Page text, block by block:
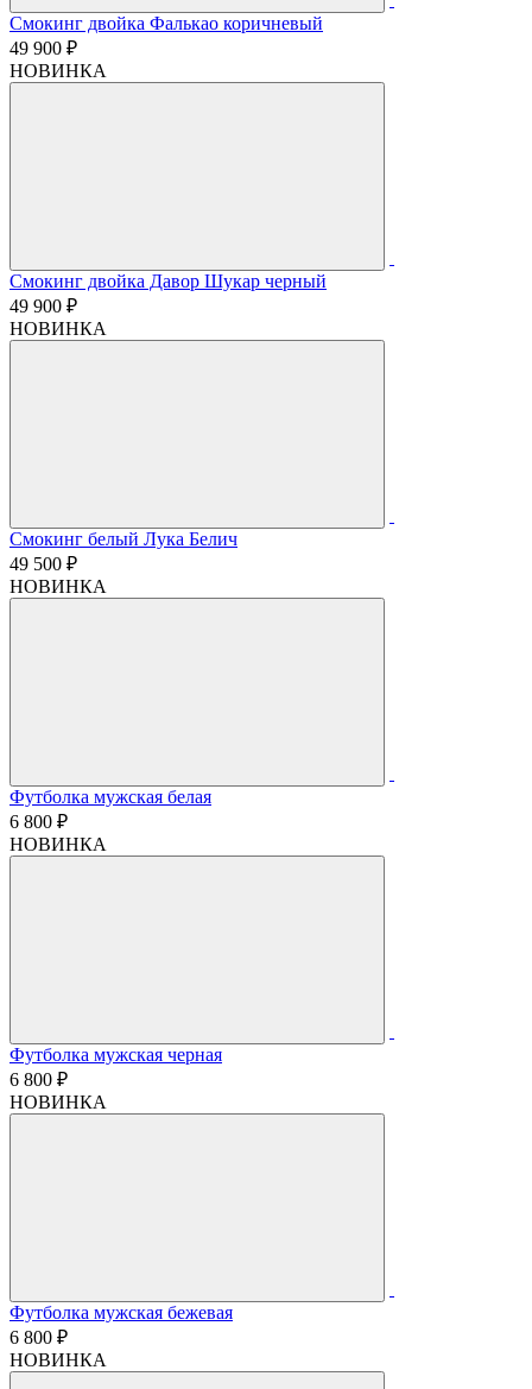
Смокинг двойка Фалькао коричневый
49 900 ₽
НОВИНКА
Смокинг двойка Давор Шукар черный
49 900 ₽
НОВИНКА
Смокинг белый Лука Белич
49 500 ₽
НОВИНКА
Футболка мужская белая
6 800 ₽
НОВИНКА
Футболка мужская черная
6 800 ₽
НОВИНКА
Футболка мужская бежевая
6 800 ₽
НОВИНКА